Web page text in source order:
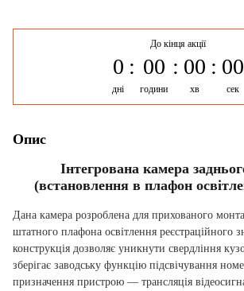
До кінця акції
0
дні
00
години
00
хв
00
сек
Опис
Інтегрована камера
(встановлення в плафон
Дана камера розроблена для прихованого
штатного плафона освітлення реєстраційного
конструкція дозволяє уникнути свердління
зберігає заводську функцію підсвічування
призначення пристрою — трансляція